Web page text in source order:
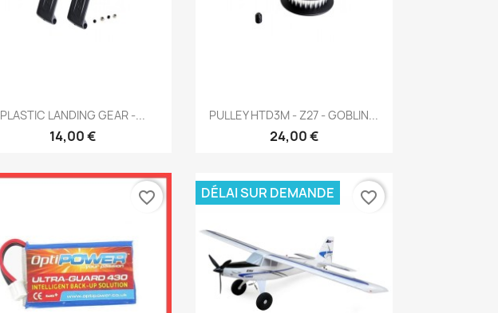
Aperçu rapide
PLASTIC LANDING GEAR -...
14,00 €
Aperçu rapide
PULLEY HTD3M - Z27 - GOBLIN...
24,00 €
favorite_border DÉLAI SUR DEMANDE favorite_border